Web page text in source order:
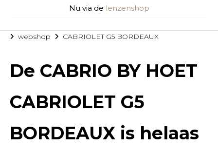
Nu via de lenzenshop
webshop CABRIOLET G5 BORDEAUX
De CABRIO BY HOET
CABRIOLET G5
BORDEAUX is helaas